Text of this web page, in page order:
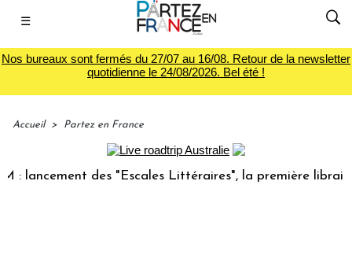
☰
Nos bureaux sont fermés du 27/07 au 16/08. Retour de la newsletter
quotidienne le 24/08/2026. Bel été !
Accueil > Partez en France
des "Escales Littéraires", la première librairie du